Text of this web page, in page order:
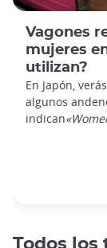
Vagones
mujeres
utilizan?
En Japón,
algunos
indican
Todos los